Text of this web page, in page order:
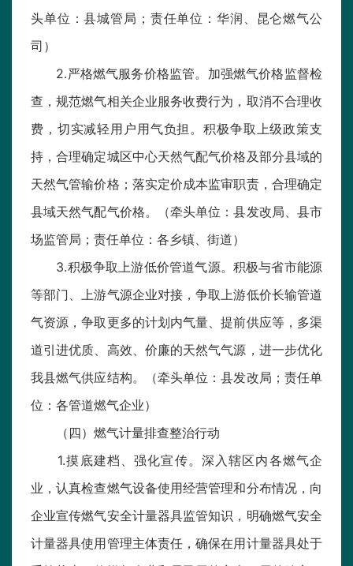
头单位：县城管局；责任单位：华润、昆仑燃气公
司）
2.严格燃气服务价格监管。加强燃气价格监督检
查，规范燃气相关企业服务收费行为，取消不合理收
费，切实减轻用户用气负担。积极争取上级政策支
持，合理确定城区中心天然气配气价格及部分县域的
天然气管输价格；落实定价成本监审职责，合理确定
县域天然气配气价格。（牵头单位：县发改局、县市
场监管局；责任单位：各乡镇、街道）
3.积极争取上游低价管道气源。积极与省市能源
等部门、上游气源企业对接，争取上游低价长输管道
气资源，争取更多的计划内气量、提前供应等，多渠
道引进优质、高效、价廉的天然气气源，进一步优化
我县燃气供应结构。（牵头单位：县发改局；责任单
位：各管道燃气企业）
（四）燃气计量排查整治行动
1.摸底建档、强化宣传。深入辖区内各燃气企
业，认真检查燃气设备使用经营管理和分布情况，向
企业宣传燃气安全计量器具监管知识，明确燃气安全
计量器具使用管理主体责任，确保在用计量器具处于